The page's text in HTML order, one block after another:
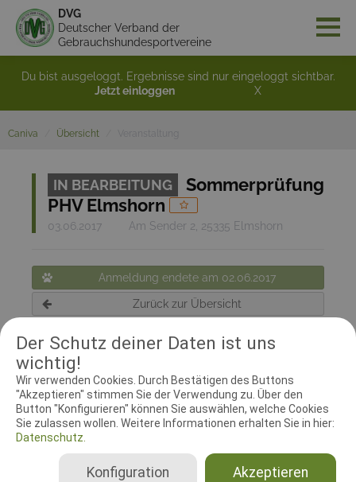
Der Schutz deiner Daten ist uns
wichtig!
Wir verwenden Cookies. Durch Bestätigen des Buttons
"Akzeptieren" stimmen Sie der Verwendung zu. Über den
Button "Konfigurieren" können Sie auswählen, welche Cookies
Sie zulassen wollen. Weitere Informationen erhalten Sie in hier:
Datenschutz.
Akzeptieren
Konfiguration
DVG
Deutscher Verband der
Gebrauchshundesportvereine
Du bist ausgeloggt. Ergebnisse sind nur eingeloggt sichtbar.
Jetzt einloggen
X
Caniva Übersicht
IN BEARBEITUNG
Sommerprüfung
PHV Elmshorn
03.06.2017 Am Sender 2, 25335 Elmshorn
Anmeldung endete am 02.06.2017
Zurück zur Übersicht
RICHTER UND HELFER
Leistungsrichter Schutzdiensthelfer
Deutschland